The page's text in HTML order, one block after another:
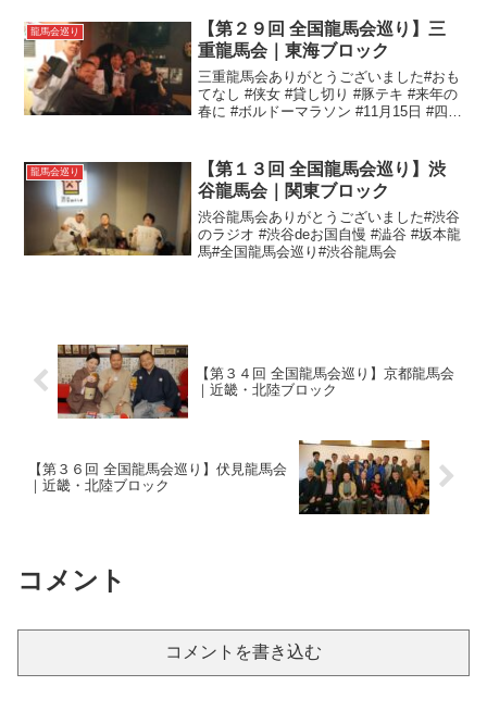
龍馬会
龍馬会巡り
【第２９回 全国龍馬会巡り】三
重龍馬会｜東海ブロック
三重龍馬会ありがとうございました#おも
てなし #侠女 #貸し切り #豚テキ #来年の
春に #ボルドーマラソン #11月15日 #四日
龍馬会巡り
【第１３回 全国龍馬会巡り】渋
谷龍馬会｜関東ブロック
渋谷龍馬会ありがとうございました#渋谷
のラジオ #渋谷deお国自慢 #澁谷 #坂本龍
馬#全国龍馬会巡り#渋谷龍馬会
【第３４回 全国龍馬会巡り】京都龍馬会
｜近畿・北陸ブロック
【第３６回 全国龍馬会巡り】伏見龍馬会
｜近畿・北陸ブロック
コメント
コメントを書き込む